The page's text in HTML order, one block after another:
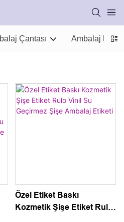
Çantası Ambalaj
Özel Etiket Baskı
Kozmetik Şişe Etiket Rulo